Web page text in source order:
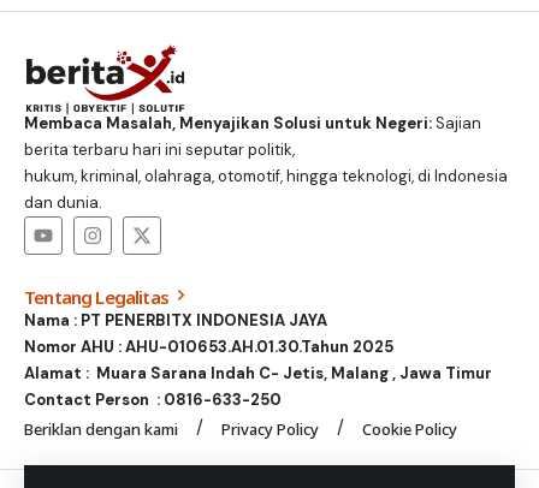
Membaca Masalah, Menyajikan Solusi untuk Negeri:Sajian
berita terbaru hari ini seputar politik,
hukum, kriminal, olahraga, otomotif, hingga teknologi, di Indonesia
dan dunia.
Tentang Legalitas
Nama : PT PENERBITX INDONESIA JAYA
Nomor AHU : AHU-010653.AH.01.30.Tahun 2025
Alamat : Muara Sarana Indah C- Jetis, Malang , Jawa Timur
Contact Person : 0816-633-250
Beriklan dengan kami Privacy Policy Cookie Policy